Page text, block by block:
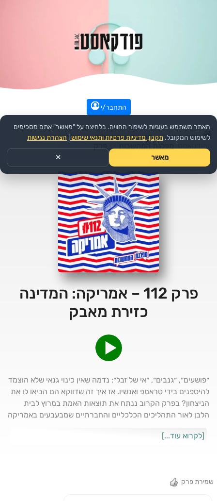
התחבר/י
עמוד הבית >> חדשות ואקטואליה >> פוליטיקה >>
פרק
פרק 112 – אמריקה: המדינה
כזירת מאבק
״פושעים״, ״גנבים״, ״אי של זבל״: נדמה שאין כינוי גנאי שלא הוצמד
להיספנים בידי טראמפ ואנשיו. אז איך זה שדווקא הם הביאו לו את
הניצחון? בפרק הקרוב ננתח את תוצאות האמת במרוץ לבית
הלבן לאור התהליכים הכלכליים והחברתיים שמבעבעים באמריקה
את המחשבה המרקסיסטית אל מרכז הבמה, ונשאל האם זה יקרה
[לקרוא עוד...]
שמירת פרק
האתר משתמש בעוגיות לשיפור החוויה. בלחיצה על "מאשר" אתם מסכימים
לשימוש המקובל. תקנון, מדיניות פרטיות ותנאי שימוש הצהרת נגישות
מאשר ✕